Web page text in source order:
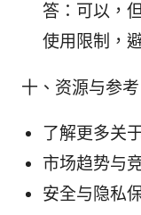
答：可以，
使用限制，
十、资源与参考
了解更多关
市场趋势与
安全与隐私